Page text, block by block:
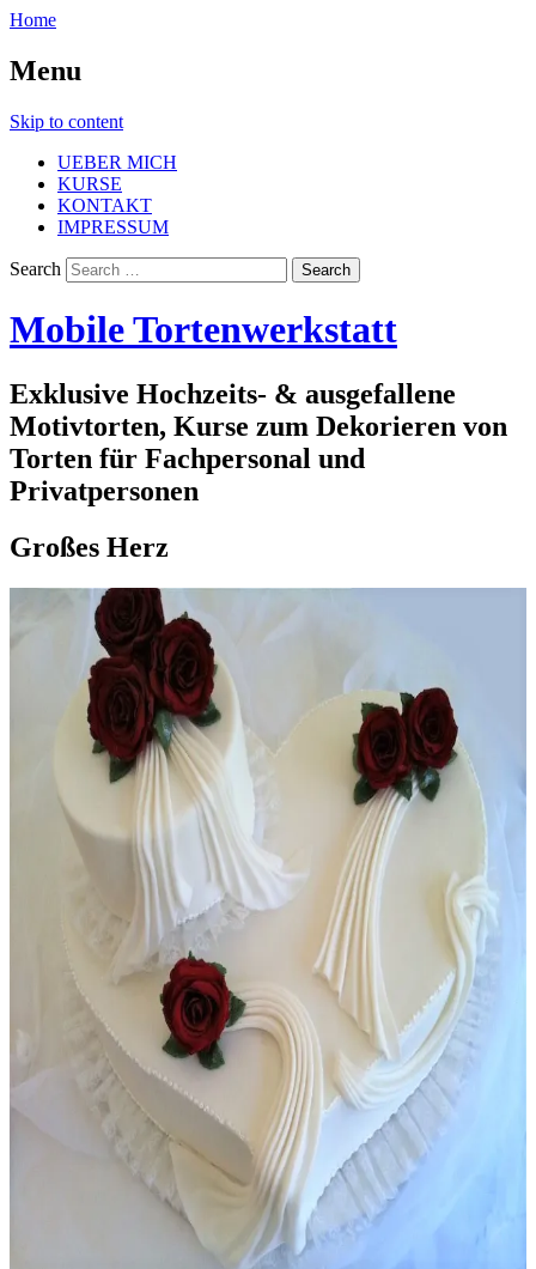
Home
Menu
Skip to content
UEBER MICH
KURSE
KONTAKT
IMPRESSUM
Search
Mobile Tortenwerkstatt
Exklusive Hochzeits- & ausgefallene
Motivtorten, Kurse zum Dekorieren von
Torten für Fachpersonal und
Privatpersonen
Großes Herz